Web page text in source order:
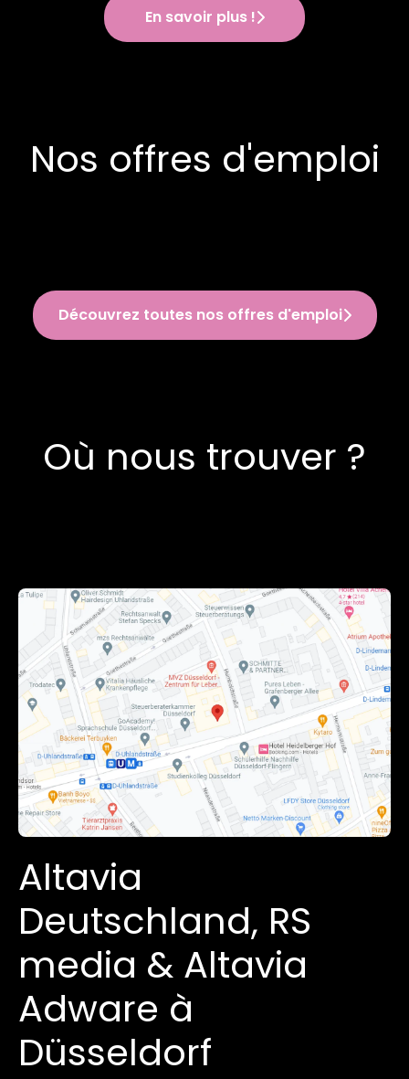
En savoir plus !
Nos offres d'emploi
Découvrez toutes nos offres d'emploi
Où nous trouver ?
Altavia
Deutschland, RS
media & Altavia
Adware à
Düsseldorf